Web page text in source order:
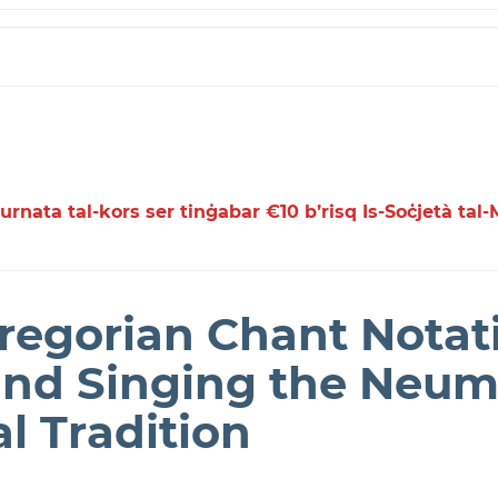
tal-kors ser tinġabar €10 b’risq Is-Soċjetà tal-
Chant
Singing the
Tradition